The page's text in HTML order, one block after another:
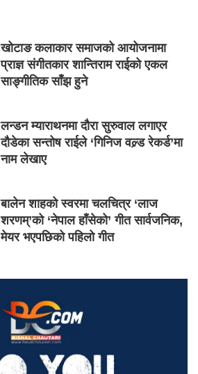
खोटाङ कलाकार समाजको आयोजनामा
प्राज्ञ संगीतकार शान्तिराम राईको एकल
साङ्गीतिक साँझ हुने
लन्डन म्याराथनमा दौरा सुरुवाल लगाएर
दौडेका सन्तोष राईले ‘गिनिज वल्र्ड रेकर्ड’मा
नाम लेखाए
बालेन शाहको स्वरमा चलचित्र ‘लाज
शरणम्’को ‘नेपाल हाँसेको’ गीत सार्वजनिक,
मेयर भएपछिको पहिलो गीत